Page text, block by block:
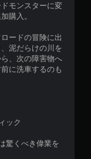
モンスターに変
購入。
ードの冒険に出
泥だらけの川を
、次の障害物へ
に洗車するのも
ック
驚くべき偉業を